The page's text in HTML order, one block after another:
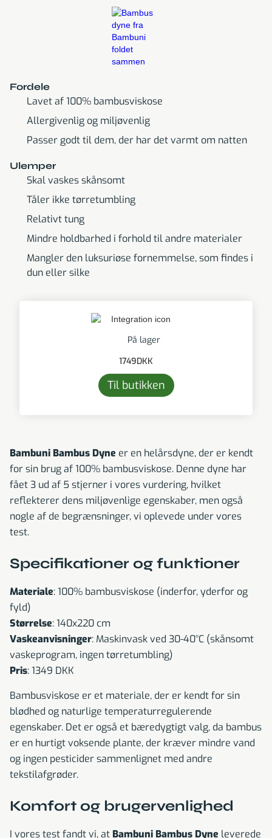
Fordele
Lavet af 100% bambusviskose
Allergivenlig og miljøvenlig
Passer godt til dem, der har det varmt om natten
Ulemper
Skal vaskes skånsomt
Tåler ikke tørretumbling
Relativt tung
Mindre holdbarhed i forhold til andre materialer
Mangler den luksuriøse fornemmelse, som findes i
dun eller silke
På lager
1749DKK
Til butikken
Bambuni Bambus Dyne er en helårsdyne, der er kendt
for sin brug af 100% bambusviskose. Denne dyne har
fået 3 ud af 5 stjerner i vores vurdering, hvilket
reflekterer dens miljøvenlige egenskaber, men også
nogle af de begrænsninger, vi oplevede under vores
test.
Specifikationer og funktioner
Materiale: 100% bambusviskose (inderfor, yderfor og
fyld)
Størrelse: 140x220 cm
Vaskeanvisninger: Maskinvask ved 30-40°C (skånsomt
vaskeprogram, ingen tørretumbling)
Pris: 1349 DKK
Bambusviskose er et materiale, der er kendt for sin
blødhed og naturlige temperaturregulerende
egenskaber. Det er også et bæredygtigt valg, da bambus
er en hurtigt voksende plante, der kræver mindre vand
og ingen pesticider sammenlignet med andre
tekstilafgrøder.
Komfort og brugervenlighed
I vores test fandt vi, at Bambuni Bambus Dyne leverede